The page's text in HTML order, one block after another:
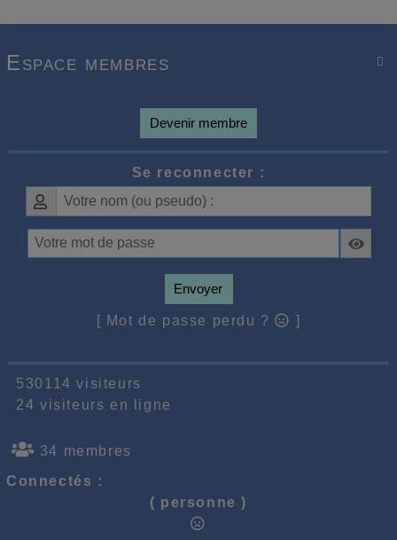

Espace membres
Devenir membre
Se reconnecter :
Envoyer
[ Mot de passe perdu ? ]
530114 visiteurs
24 visiteurs en ligne
34 membres
Connectés :
( personne )